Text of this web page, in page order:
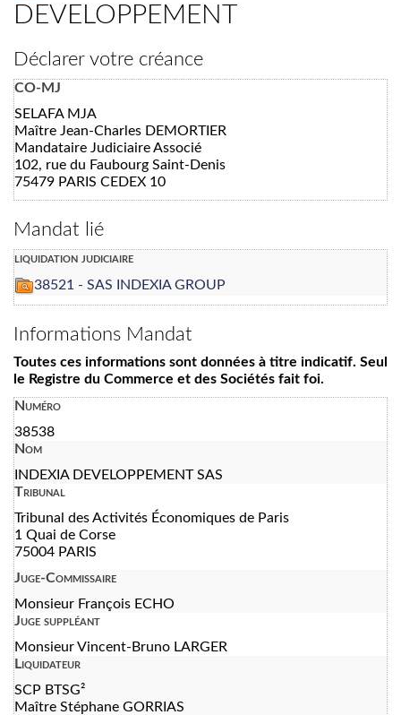
DEVELOPPEMENT
Déclarer votre créance
CO-MJ
SELAFA MJA
Maître Jean-Charles DEMORTIER
Mandataire Judiciaire Associé
102, rue du Faubourg Saint-Denis
75479 PARIS CEDEX 10
Mandat lié
liquidation judiciaire
38521 - SAS INDEXIA GROUP
Informations Mandat
Toutes ces informations sont données à titre indicatif. Seul
le Registre du Commerce et des Sociétés fait foi.
Numéro
38538
Nom
INDEXIA DEVELOPPEMENT SAS
Tribunal
Tribunal des Activités Économiques de Paris
1 Quai de Corse
75004 PARIS
Juge-Commissaire
Monsieur François ECHO
Juge suppléant
Monsieur Vincent-Bruno LARGER
Liquidateur
SCP BTSG²
Maître Stéphane GORRIAS